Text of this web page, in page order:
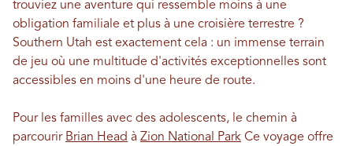
trouviez une aventure qui ressemble moins à une
obligation familiale et plus à une croisière terrestre ?
Southern Utah est exactement cela : un immense terrain
de jeu où une multitude d'activités exceptionnelles sont
accessibles en moins d'une heure de route.
Pour les familles avec des adolescents, le chemin à
parcourir Brian Head à Zion National Park Ce voyage offre